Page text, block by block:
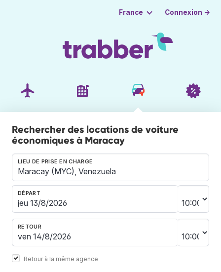
France Connexion →
Rechercher des locations de voiture
économiques à Maracay
LIEU DE PRISE EN CHARGE
DÉPART
RETOUR
Retour à la même agence